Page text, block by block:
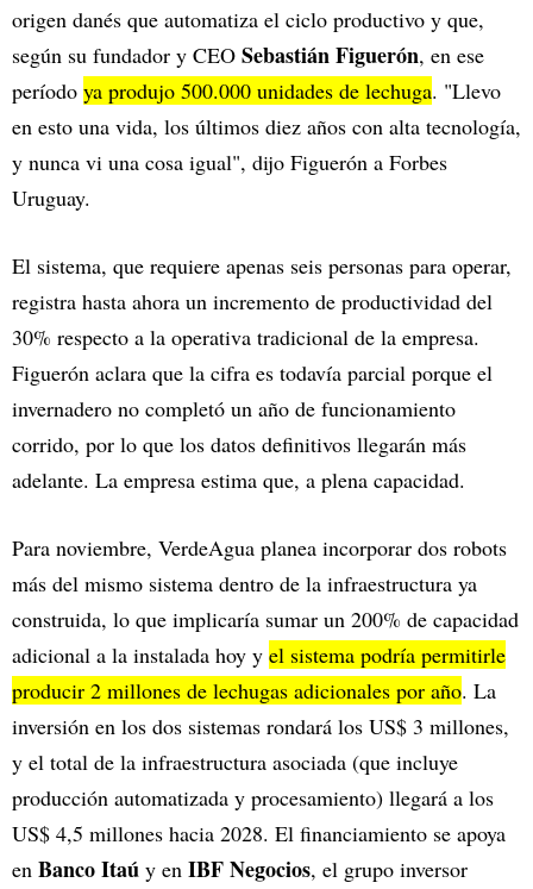
origen danés que automatiza el ciclo productivo y que,
según su fundador y CEO Sebastián Figuerón, en ese
período ya produjo 500.000 unidades de lechuga. "Llevo
en esto una vida, los últimos diez años con alta tecnología,
y nunca vi una cosa igual", dijo Figuerón a Forbes
Uruguay.
El sistema, que requiere apenas seis personas para operar,
registra hasta ahora un incremento de productividad del
30% respecto a la operativa tradicional de la empresa.
Figuerón aclara que la cifra es todavía parcial porque el
invernadero no completó un año de funcionamiento
corrido, por lo que los datos definitivos llegarán más
adelante. La empresa estima que, a plena capacidad.
Para noviembre, VerdeAgua planea incorporar dos robots
más del mismo sistema dentro de la infraestructura ya
construida, lo que implicaría sumar un 200% de capacidad
adicional a la instalada hoy y el sistema podría permitirle
producir 2 millones de lechugas adicionales por año. La
inversión en los dos sistemas rondará los US$ 3 millones,
y el total de la infraestructura asociada (que incluye
producción automatizada y procesamiento) llegará a los
US$ 4,5 millones hacia 2028. El financiamiento se apoya
en Banco Itaú y en IBF Negocios, el grupo inversor